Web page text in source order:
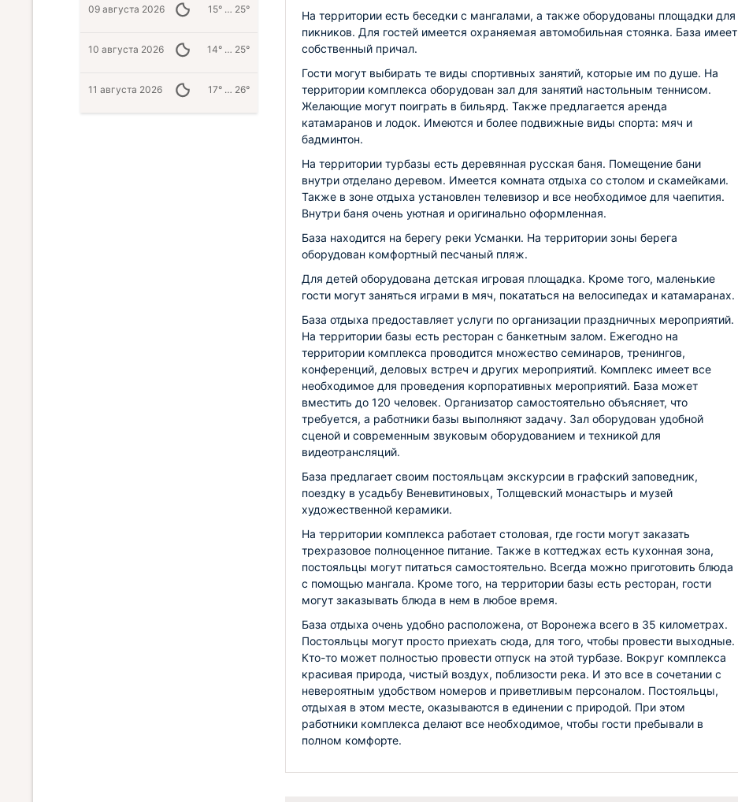
На территории есть беседки с мангалами, а также оборудованы площадки для
пикников. Для гостей имеется охраняемая автомобильная стоянка. База имеет
собственный причал.
Гости могут выбирать те виды спортивных занятий, которые им по душе. На
территории комплекса оборудован зал для занятий настольным теннисом.
Желающие могут поиграть в бильярд. Также предлагается аренда
катамаранов и лодок. Имеются и более подвижные виды спорта: мяч и
бадминтон.
На территории турбазы есть деревянная русская баня. Помещение бани
внутри отделано деревом. Имеется комната отдыха со столом и скамейками.
Также в зоне отдыха установлен телевизор и все необходимое для чаепития.
Внутри баня очень уютная и оригинально оформленная.
База находится на берегу реки Усманки. На территории зоны берега
оборудован комфортный песчаный пляж.
Для детей оборудована детская игровая площадка. Кроме того, маленькие
гости могут заняться играми в мяч, покататься на велосипедах и катамаранах.
База отдыха предоставляет услуги по организации праздничных мероприятий.
На территории базы есть ресторан с банкетным залом. Ежегодно на
территории комплекса проводится множество семинаров, тренингов,
конференций, деловых встреч и других мероприятий. Комплекс имеет все
необходимое для проведения корпоративных мероприятий. База может
вместить до 120 человек. Организатор самостоятельно объясняет, что
требуется, а работники базы выполняют задачу. Зал оборудован удобной
сценой и современным звуковым оборудованием и техникой для
видеотрансляций.
База предлагает своим постояльцам экскурсии в графский заповедник,
поездку в усадьбу Веневитиновых, Толщевский монастырь и музей
художественной керамики.
На территории комплекса работает столовая, где гости могут заказать
трехразовое полноценное питание. Также в коттеджах есть кухонная зона,
постояльцы могут питаться самостоятельно. Всегда можно приготовить блюда
с помощью мангала. Кроме того, на территории базы есть ресторан, гости
могут заказывать блюда в нем в любое время.
База отдыха очень удобно расположена, от Воронежа всего в 35 километрах.
Постояльцы могут просто приехать сюда, для того, чтобы провести выходные.
Кто-то может полностью провести отпуск на этой турбазе. Вокруг комплекса
красивая природа, чистый воздух, поблизости река. И это все в сочетании с
невероятным удобством номеров и приветливым персоналом. Постояльцы,
отдыхая в этом месте, оказываются в единении с природой. При этом
работники комплекса делают все необходимое, чтобы гости пребывали в
полном комфорте.
09 августа 2026 15° … 25°
10 августа 2026 14° … 25°
11 августа 2026 17° … 26°